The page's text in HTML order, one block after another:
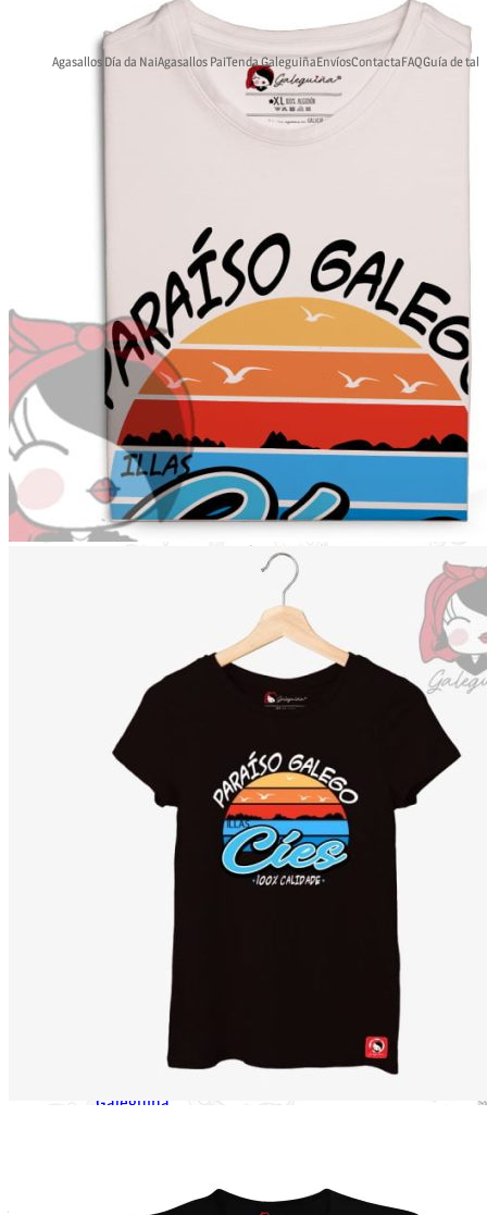
Mochilas en Galego
Bolsas en Galego
Agasallos Día da NaiAgasallos PaiTenda GaleguiñaEnvíosContactaFAQGuía de
×
Mochila
Galeguiña
1 ×14.95€
Subtotal:14.95€
Finalizar compra
Mochila
Galeguiña
Finalizar compra